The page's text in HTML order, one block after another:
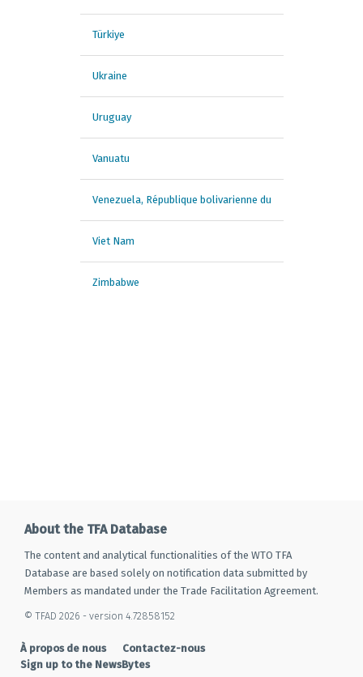
Türkiye
Ukraine
Uruguay
Vanuatu
Venezuela, République bolivarienne du
Viet Nam
Zimbabwe
About the TFA Database
The content and analytical functionalities of the WTO TFA
Database are based solely on notification data submitted by
Members as mandated under the Trade Facilitation Agreement.
© TFAD 2026 - version 4.72858152
À propos de nous
Contactez-nous
Sign up to the NewsBytes